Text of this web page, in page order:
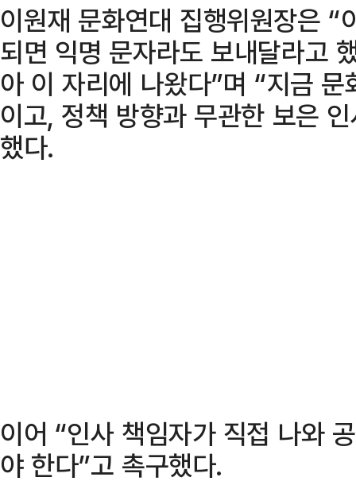
이원재 문화연대 집행위원장은
되면 익명 문자라도 보내달라고
아 이 자리에 나왔다”며 “지금
이고, 정책 방향과 무관한 보은
했다.
이어 “인사 책임자가 직접 나와
야 한다”고 촉구했다.